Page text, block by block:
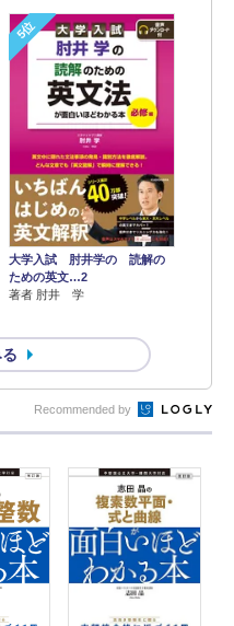
5位
大学入試 肘井学の 読解の
ための英文…2
著者 肘井 学
Recommended by